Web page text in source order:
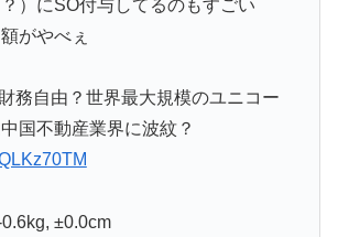
）にSO付与してるのもすごい
がやべぇ
務自由？世界最大規模のユニコー
国不動産業界に波紋？
±0.0cm